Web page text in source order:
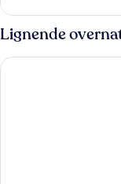
suite
Lignende
Mövenpick Resort